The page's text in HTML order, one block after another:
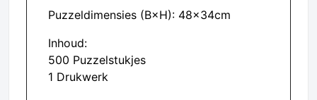
Puzzeldimensies (B×H): 48×34cm
Inhoud:
500 Puzzelstukjes
1 Drukwerk